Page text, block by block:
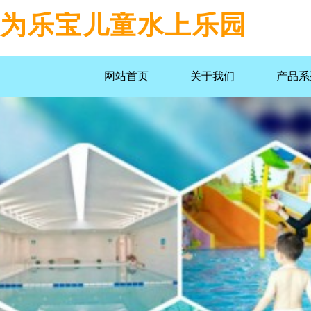
网站首页 关于我们 产品
为乐宝儿童水上乐园